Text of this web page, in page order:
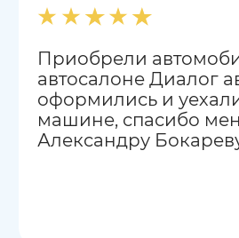
Приобрели
автосалоне Диалог
оформились и
машине, спасибо
Александру